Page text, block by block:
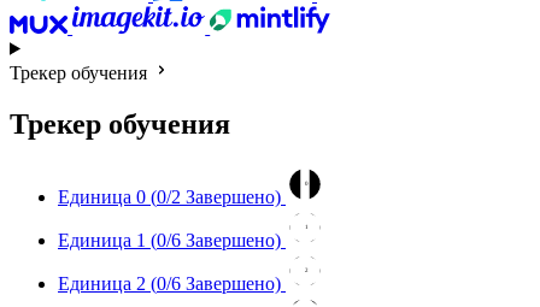
Трекер обучения
Трекер обучения
Единица 0 (0/2 Завершено)
0
Единица 1 (0/6 Завершено)
1
Единица 2 (0/6 Завершено)
2